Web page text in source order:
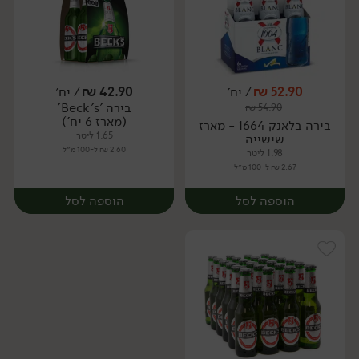
יח׳ יח׳
52.90
₪/ יח׳
54.90
₪
בירה בלאנק 1664 - מארז
שישייה
1.98 ליטר
2.67 ₪ ל-100 מ״ל
הוספה לסל
42.90
₪/ יח׳
בירה 'Beck's'
(מארז 6 יח')
1.65 ליטר
2.60 ₪ ל-100 מ״ל
הוספה לסל